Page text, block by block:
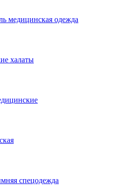
медицинская одежда
халаты
спецодежда